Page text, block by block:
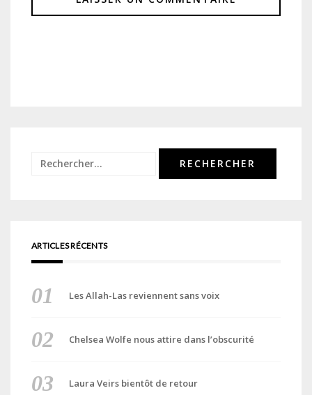
Rechercher :
ARTICLES RÉCENTS
Les Allah-Las reviennent sans voix
Chelsea Wolfe nous attire dans l’obscurité
Laura Veirs bientôt de retour